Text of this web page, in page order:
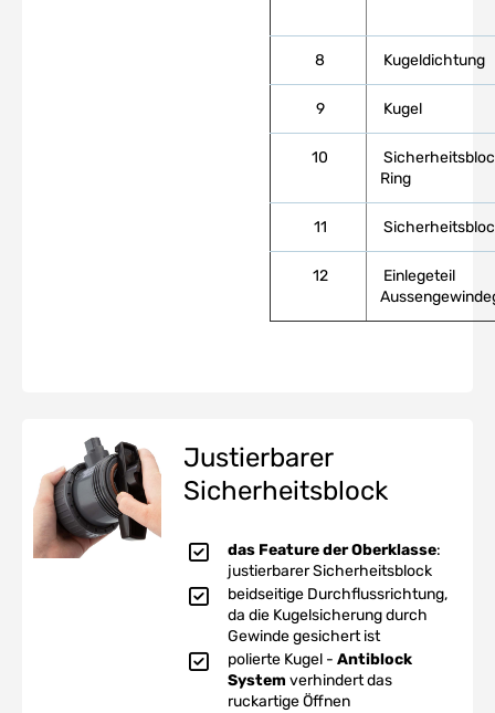
8 Kugeldichtung
9 Kugel
10
Ring
11
12
Einlegeteil
Justierbarer
Sicherheitsblock
das Feature der Oberklasse:
justierbarer Sicherheitsblock
beidseitige Durchflussrichtung,
da die Kugelsicherung durch
Gewinde gesichert ist
polierte Kugel - Antiblock
System verhindert das
ruckartige Öffnen